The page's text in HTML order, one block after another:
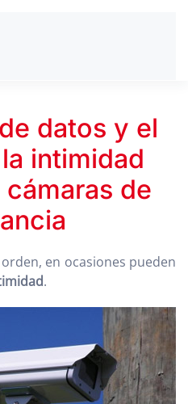
datos y el
intimidad
de
en ocasiones pueden
.